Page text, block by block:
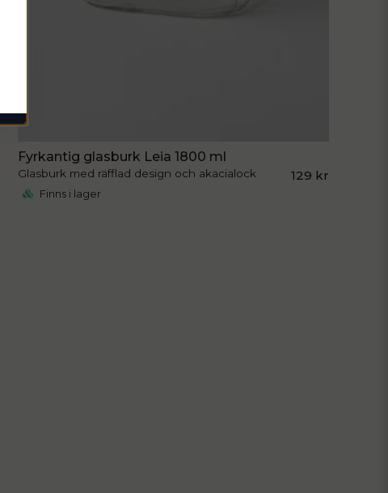
Fyrkantig glasburk Leia 1800 ml
Glasburk med räfflad design och akacialock 129 kr
Finns i lager